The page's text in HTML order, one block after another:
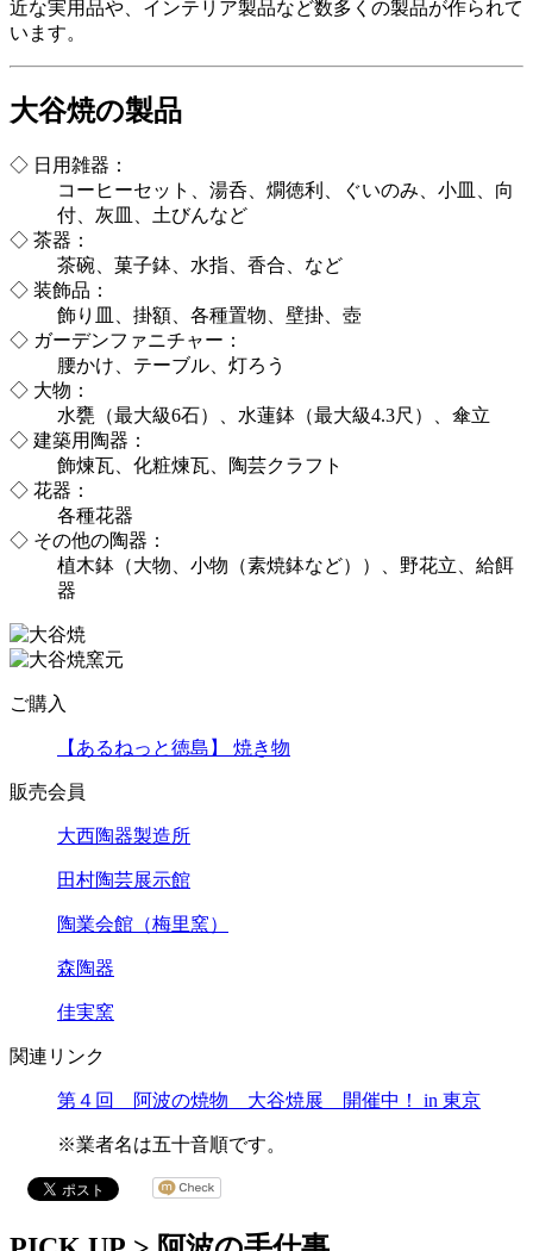
近な実用品や、インテリア製品など数多くの製品が作られて
います。
大谷焼の製品
◇ 日用雑器：
コーヒーセット、湯呑、燗徳利、ぐいのみ、小皿、向
付、灰皿、土びんなど
◇ 茶器：
茶碗、菓子鉢、水指、香合、など
◇ 装飾品：
飾り皿、掛額、各種置物、壁掛、壺
◇ ガーデンファニチャー：
腰かけ、テーブル、灯ろう
◇ 大物：
水甕（最大級6石）、水蓮鉢（最大級4.3尺）、傘立
◇ 建築用陶器：
飾煉瓦、化粧煉瓦、陶芸クラフト
◇ 花器：
各種花器
◇ その他の陶器：
植木鉢（大物、小物（素焼鉢など））、野花立、給餌
器
ご購入
【あるねっと徳島】 焼き物
販売会員
大西陶器製造所
田村陶芸展示館
陶業会館（梅里窯）
森陶器
佳実窯
関連リンク
第４回 阿波の焼物 大谷焼展 開催中！ in 東京
※業者名は五十音順です。